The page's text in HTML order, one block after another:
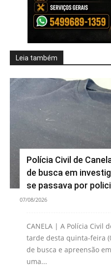
Leia também
Polícia Civil de
de busca em
se passava por
07/08/2026
CANELA | A Polícia Civil
tarde desta quinta-feira
de busca e apreensão
uma...